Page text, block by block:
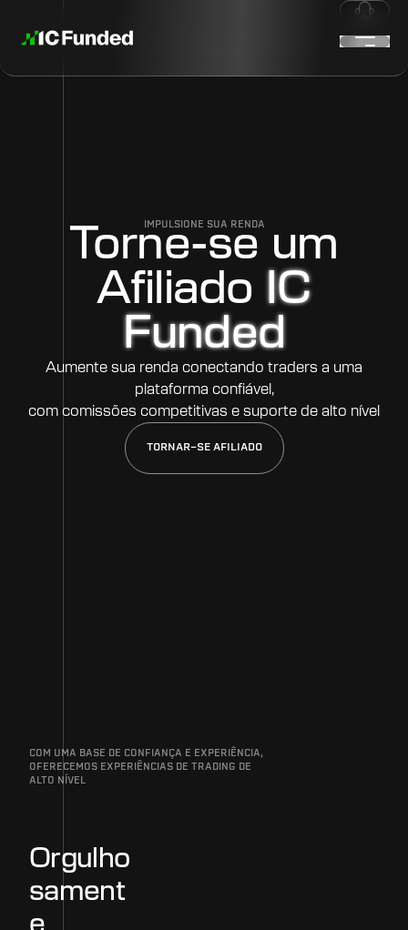
IMPULSIONE SUA RENDA
Torne-se um
Afiliado IC
Funded
Aumente sua renda conectando traders a uma
plataforma confiável,
com comissões competitivas e suporte de alto nível
TORNAR-SE AFILIADO
COM UMA BASE DE CONFIANÇA E EXPERIÊNCIA,
OFERECEMOS EXPERIÊNCIAS DE TRADING DE
ALTO NÍVEL
Orgu ho
sament
e